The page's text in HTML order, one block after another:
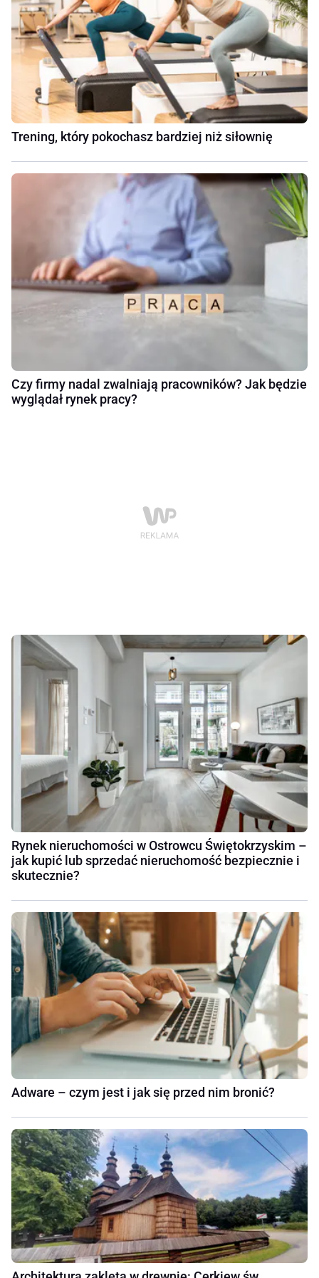
Trening, który pokochasz bardziej niż siłownię
Czy firmy nadal zwalniają pracowników? Jak będzie
wyglądał rynek pracy?
Rynek nieruchomości w Ostrowcu Świętokrzyskim –
jak kupić lub sprzedać nieruchomość bezpiecznie i
skutecznie?
Adware – czym jest i jak się przed nim bronić?